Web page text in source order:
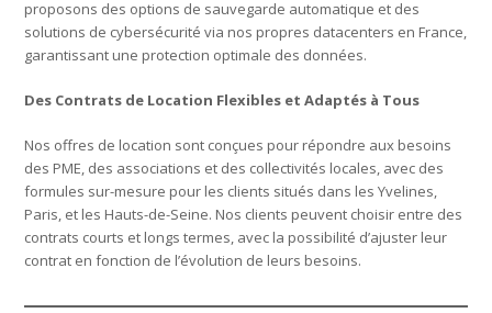
proposons des options de sauvegarde automatique et des
solutions de cybersécurité via nos propres datacenters en France,
garantissant une protection optimale des données.
Des Contrats de Location Flexibles et Adaptés à Tous
Nos offres de location sont conçues pour répondre aux besoins
des PME, des associations et des collectivités locales, avec des
formules sur-mesure pour les clients situés dans les Yvelines,
Paris, et les Hauts-de-Seine. Nos clients peuvent choisir entre des
contrats courts et longs termes, avec la possibilité d’ajuster leur
contrat en fonction de l’évolution de leurs besoins.